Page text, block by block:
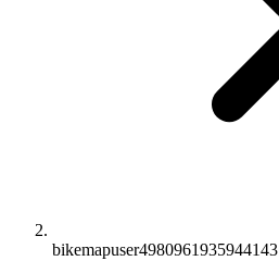
bikemapuser4980961935944143